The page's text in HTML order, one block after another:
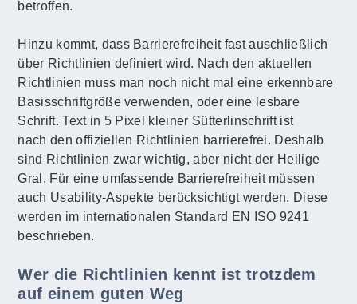
betroffen.
Hinzu kommt, dass Barrierefreiheit fast auschließlich
über Richtlinien definiert wird. Nach den aktuellen
Richtlinien muss man noch nicht mal eine erkennbare
Basisschriftgröße verwenden, oder eine lesbare
Schrift. Text in 5 Pixel kleiner Sütterlinschrift ist
nach den offiziellen Richtlinien barrierefrei. Deshalb
sind Richtlinien zwar wichtig, aber nicht der Heilige
Gral. Für eine umfassende Barrierefreiheit müssen
auch Usability-Aspekte berücksichtigt werden. Diese
werden im internationalen Standard EN ISO 9241
beschrieben.
Wer die Richtlinien kennt ist trotzdem
auf einem guten Weg